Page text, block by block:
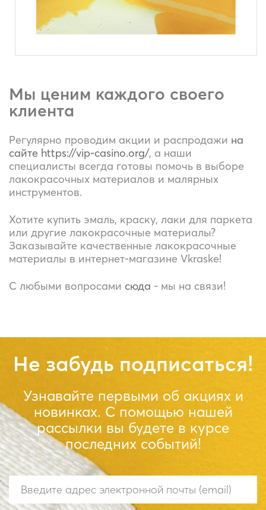
Мы ценим каждого своего
клиента
Регулярно проводим акции и распродажи на
сайте https://vip-casino.org/, а наши
специалисты всегда готовы помочь в выборе
лакокрасочных материалов и малярных
инструментов.
Хотите купить эмаль, краску, лаки для паркета
или другие лакокрасочные материалы?
Заказывайте качественные лакокрасочные
материалы в интернет-магазине Vkraske!
С любыми вопросами сюда - мы на связи!
Не забудь подписаться!
Узнавайте первыми об акциях и
новинках. С помощью нашей
рассылки вы будете в курсе
последних событий!